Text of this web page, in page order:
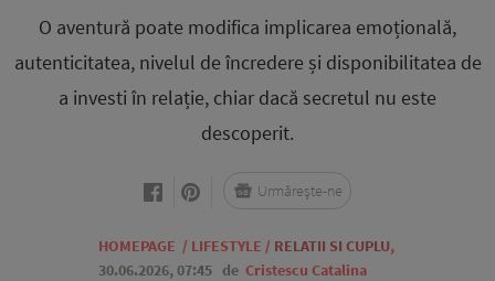
O aventură poate modifica implicarea emoțională,
autenticitatea, nivelul de încredere și disponibilitatea de
a investi în relație, chiar dacă secretul nu este
descoperit.
HOMEPAGE / LIFESTYLE / RELATII SI CUPLU,
30.06.2026, 07:45 de Cristescu Catalina
Urmărește-ne